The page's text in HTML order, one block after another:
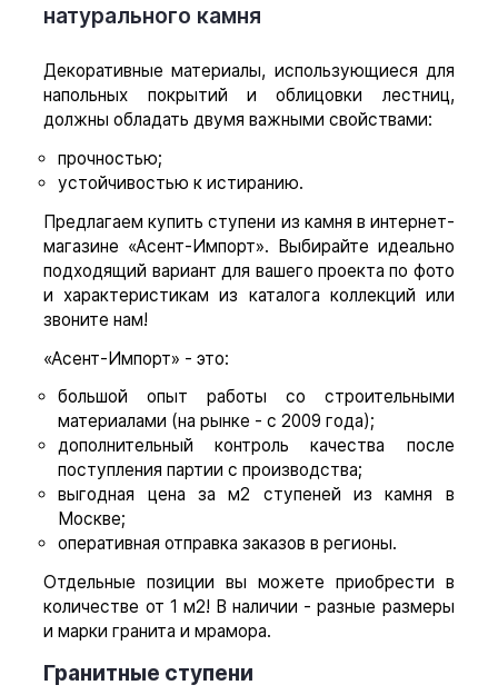
натурального камня
Декоративные материалы, использующиеся для
напольных покрытий и облицовки лестниц,
должны обладать двумя важными свойствами:
прочностью;
устойчивостью к истиранию.
Предлагаем купить ступени из камня в интернет-
магазине «Асент-Импорт». Выбирайте идеально
подходящий вариант для вашего проекта по фото
и характеристикам из каталога коллекций или
звоните нам!
«Асент-Импорт» - это:
большой опыт работы со строительными
материалами (на рынке - с 2009 года);
дополнительный контроль качества после
поступления партии с производства;
выгодная цена за м2 ступеней из камня в
Москве;
оперативная отправка заказов в регионы.
Отдельные позиции вы можете приобрести в
количестве от 1 м2! В наличии - разные размеры
и марки гранита и мрамора.
Гранитные ступени